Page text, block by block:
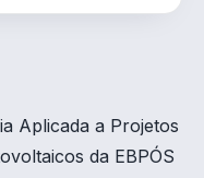
Aplicada a Projetos
da EBPÓS